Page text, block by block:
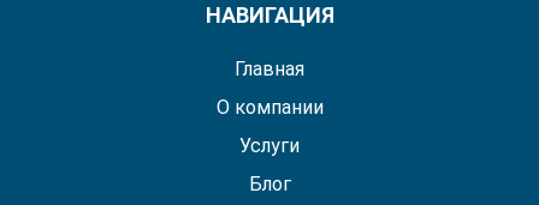
НАВИГАЦИЯ
Главная
О компании
Услуги
Блог